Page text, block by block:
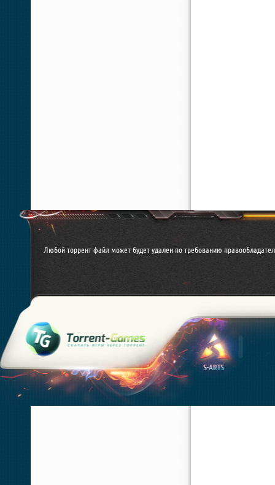
Любой торрент файл может будет удален по требованию